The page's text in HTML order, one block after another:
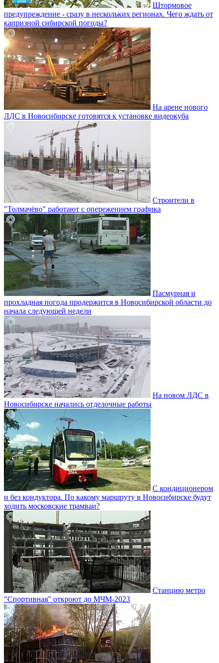
Штормовое
предупреждение - сразу в нескольких регионах. Чего ждать от
капризной сибирской погоды?
На арене нового
ЛДС в Новосибирске готовятся к установке видеокуба
Строители в
"Толмачёво" работают с опережением графика
Пасмурная и
прохладная погода продержится в Новосибирской области до
начала следующей недели
На новом ЛДС в
Новосибирске начались отделочные работы
С кондиционером
и без кондуктора. По какому маршруту в Новосибирске будут
ходить московские трамваи?
Станцию метро
"Спортивная" откроют до МЧМ-2023